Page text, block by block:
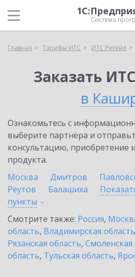
Система
Главная Тарифы ИТС ИТС Ритейл
Заказать
в
Ознакомьтесь с
выберите партнёра и
консультацию, приобретение
продукта.
Москва
Дмитров
Реутов
Балашиха
пункты
Смотрите также: Россия,
область, Владимирская область
Рязанская область, Смоленская
область, Тульская область,